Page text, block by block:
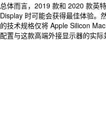
总体而言，2019 款和 2020 款英
Display 时可能会获得最佳体验。
的技术规格仅将 Apple Silicon
配置与这款高端外接显示器的实际